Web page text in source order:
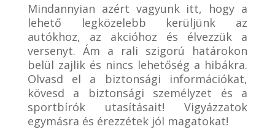
Mindannyian azért vagyunk itt, hogy a
lehető legközelebb kerüljünk az
autókhoz, az akcióhoz és élvezzük a
versenyt. Ám a rali szigorú határokon
belül zajlik és nincs lehetőség a hibákra.
Olvasd el a biztonsági információkat,
kövesd a biztonsági személyzet és a
sportbírók utasításait! Vigyázzatok
egymásra és érezzétek jól magatokat!